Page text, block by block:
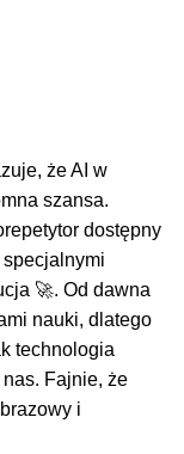
że AI w
szansa.
dostępny
🚀. Od dawna
nauki, dlatego
technologia
Fajnie, że
i